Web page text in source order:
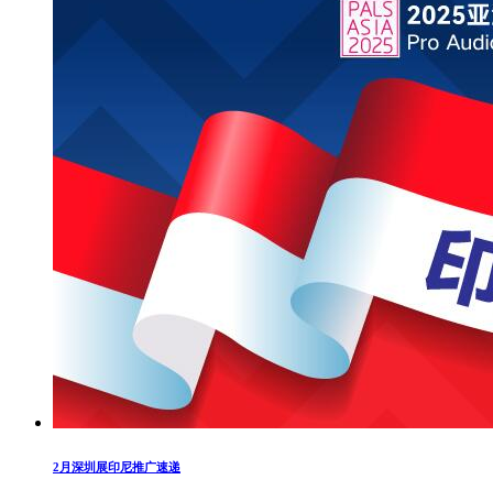
2月深圳展印尼推广速递